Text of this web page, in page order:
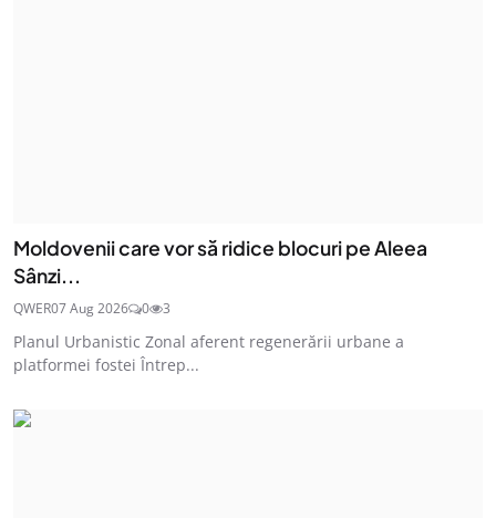
Moldovenii care vor să ridice blocuri pe Aleea
Sânzi...
QWER07 Aug 2026 0 3
Planul Urbanistic Zonal aferent regenerării urbane a
platformei fostei Întrep...